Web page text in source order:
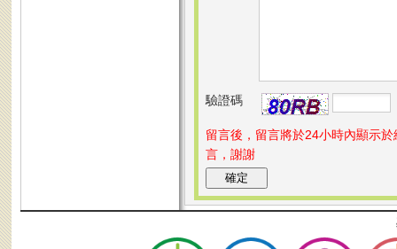
驗證碼
留言後，留言將於24小時內顯示
言，謝謝